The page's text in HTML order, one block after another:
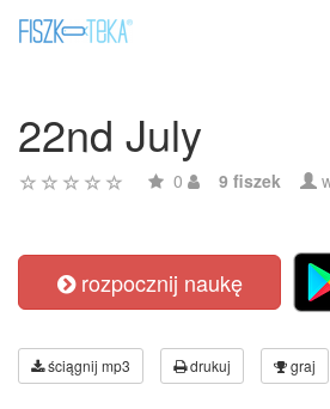
22nd July
0 9 fiszek
rozpocznij naukę
ściągnij mp3 drukuj graj